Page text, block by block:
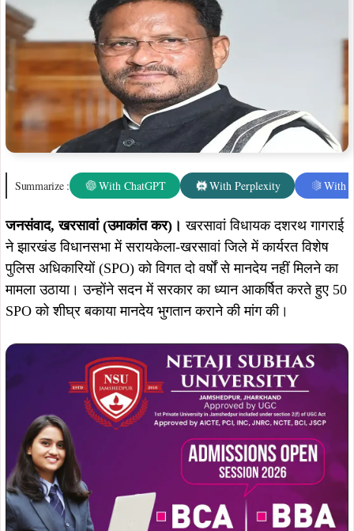
पुलिस अधिकारियों (SPO) को विगत दो वर्षों से मानदेय नहीं मिलने का
मामला उठाया। उन्होंने सदन में सरकार का ध्यान आकर्षित करते हुए 50
SPO को शीघ्र बकाया मानदेय भुगतान कराने की मांग की।